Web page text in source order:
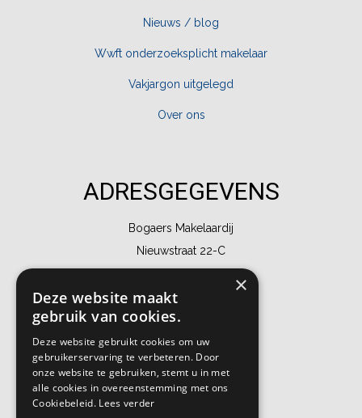
Nieuws / blog
Wwft onderzoeksplicht makelaar
Vakjargon uitgelegd
Over ons
ADRESGEGEVENS
Bogaers Makelaardij
Nieuwstraat 22-C
×
Deze website maakt
gebruik van cookies.
Deze website gebruikt cookies om uw
gebruikerservaring te verbeteren. Door
onze website te gebruiken, stemt u in met
alle cookies in overeenstemming met ons
Cookiebeleid. Lees verder